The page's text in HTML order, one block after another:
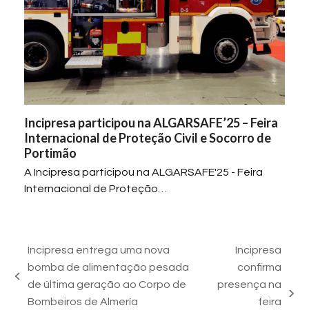
Incipresa participou na ALGARSAFE’25 – Feira
Internacional de Proteção Civil e Socorro de
Portimão
A Incipresa participou na ALGARSAFE'25 - Feira
Internacional de Proteção…
previous
post:
Incipresa entrega uma nova
bomba de alimentação pesada
de última geração ao Corpo de
Bombeiros de Almería
Incipresa
confirma
presença na
feira